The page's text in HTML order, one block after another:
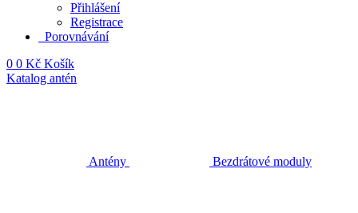
Přihlášení
Registrace
Porovnávání
0 0 Kč Košík
Katalog antén
Antény Bezdrátové moduly